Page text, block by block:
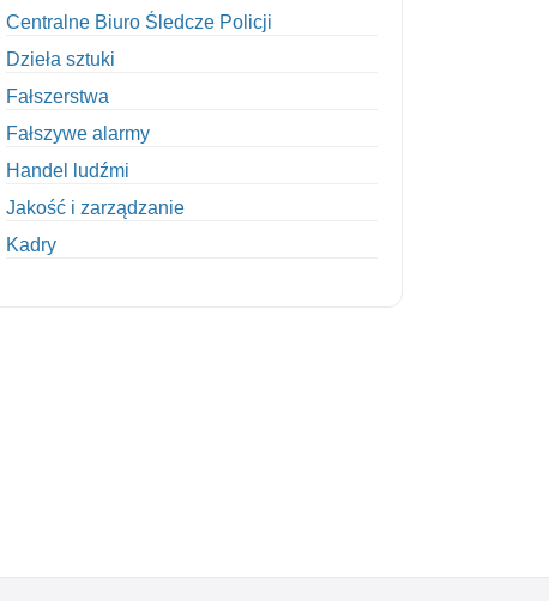
Centralne Biuro Śledcze Policji
Dzieła sztuki
Fałszerstwa
Fałszywe alarmy
Handel ludźmi
Jakość i zarządzanie
Kadry